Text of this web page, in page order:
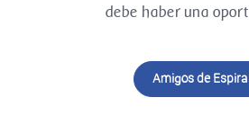
debe haber una
Amigos de Espiral